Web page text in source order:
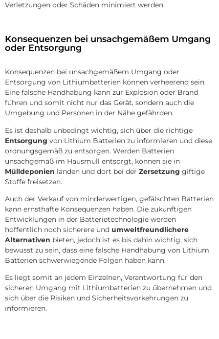
Verletzungen oder Schäden minimiert werden.
Konsequenzen bei unsachgemäßem Umgang
oder Entsorgung
Konsequenzen bei unsachgemäßem Umgang oder
Entsorgung von Lithiumbatterien können verheerend sein.
Eine falsche Handhabung kann zur Explosion oder Brand
führen und somit nicht nur das Gerät, sondern auch die
Umgebung und Personen in der Nähe gefährden.
Es ist deshalb unbedingt wichtig, sich über die richtige
Entsorgung von Lithium Batterien zu informieren und diese
ordnungsgemäß zu entsorgen. Werden Batterien
unsachgemäß im Hausmüll entsorgt, können sie in
Mülldeponien landen und dort bei der Zersetzung giftige
Stoffe freisetzen.
Auch der Verkauf von minderwertigen, gefälschten Batterien
kann ernsthafte Konsequenzen haben. Die zukünftigen
Entwicklungen in der Batterietechnologie werden
hoffentlich noch sicherere und umweltfreundlichere
Alternativen bieten, jedoch ist es bis dahin wichtig, sich
bewusst zu sein, dass eine falsche Handhabung von Lithium
Batterien schwerwiegende Folgen haben kann.
Es liegt somit an jedem Einzelnen, Verantwortung für den
sicheren Umgang mit Lithiumbatterien zu übernehmen und
sich über die Risiken und Sicherheitsvorkehrungen zu
informieren.